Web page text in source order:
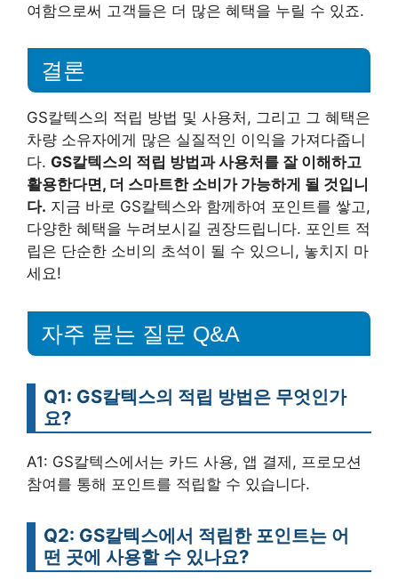
여함으로써 고객들은 더 많은 혜택을 누릴 수 있죠.
결론
GS칼텍스의 적립 방법 및 사용처, 그리고 그 혜택은
차량 소유자에게 많은 실질적인 이익을 가져다줍니
다. GS칼텍스의 적립 방법과 사용처를 잘 이해하고
활용한다면, 더 스마트한 소비가 가능하게 될 것입니
다. 지금 바로 GS칼텍스와 함께하여 포인트를 쌓고,
다양한 혜택을 누려보시길 권장드립니다. 포인트 적
립은 단순한 소비의 초석이 될 수 있으니, 놓치지 마
세요!
자주 묻는 질문 Q&A
Q1: GS칼텍스의 적립 방법은 무엇인가
요?
A1: GS칼텍스에서는 카드 사용, 앱 결제, 프로모션
참여를 통해 포인트를 적립할 수 있습니다.
Q2: GS칼텍스에서 적립한 포인트는 어
떤 곳에 사용할 수 있나요?